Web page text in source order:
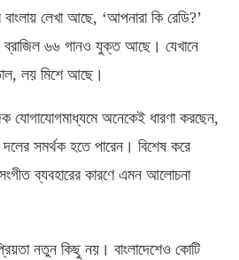
লেখা আছে, ‘আপনারা কি রেডি?’
ব্রাজিল ৬৬ গানও যুক্ত আছে। যেখানে
, লয় মিশে আছে।
যোগাযোগমাধ্যমে অনেকেই ধারণা করছেন,
সমর্থক হতে পারেন। বিশেষ করে
ব্যবহারের কারণে এমন আলোচনা
নতুন কিছু নয়। বাংলাদেশেও কোটি